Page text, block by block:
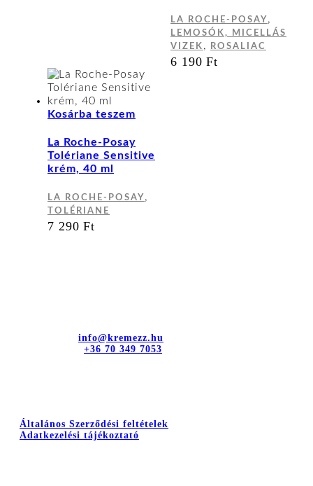
LA ROCHE-POSAY ,
LEMOSÓK, MICELLÁS
VIZEK , ROSALIAC
6 190Ft
Kosárba teszem
La Roche-Posay
Tolériane Sensitive
krém, 40 ml
LA ROCHE-POSAY ,
TOLÉRIANE
7 290Ft
info@kremezz.hu
+36 70 349 7053
Általános Szerződési feltételek
Adatkezelési tájékoztató